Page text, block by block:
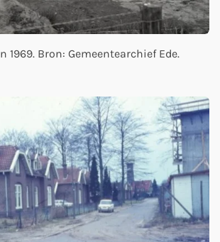
1969. Bron: Gemeentearchief Ede.